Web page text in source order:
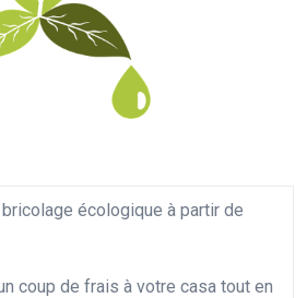
écologique à partir de
coup de frais à votre casa tout en